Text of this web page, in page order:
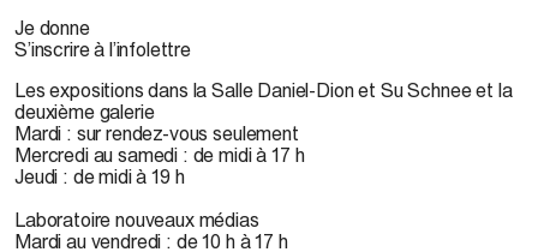
Je donne
S’inscrire à l’infolettre
Les expositions dans la Salle Daniel-Dion et Su Schnee et la
deuxième galerie
Mardi : sur rendez-vous seulement
Mercredi au samedi : de midi à 17 h
Jeudi : de midi à 19 h
Laboratoire nouveaux médias
Mardi au vendredi : de 10 h à 17 h